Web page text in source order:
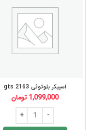
اسپیکر بلوتوثی gts 2163
1,099,000 تومان